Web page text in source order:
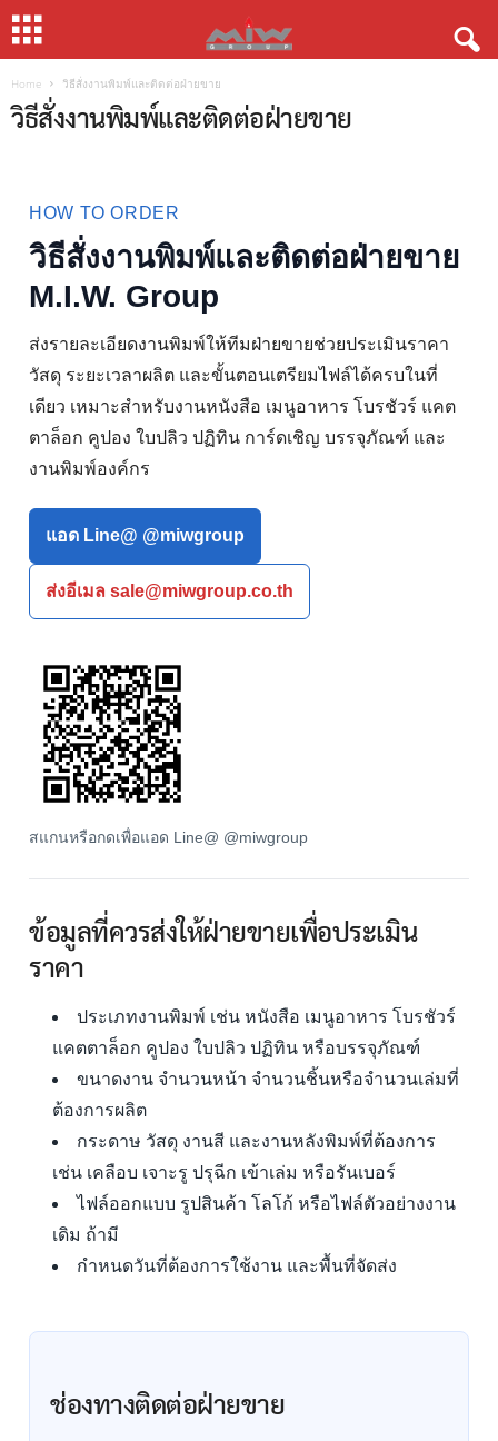
Home วิธีสั่งงานพิมพ์และติดต่อฝ่ายขาย
วิธีสั่งงานพิมพ์และติดต่อฝ่ายขาย
HOW TO ORDER
วิธีสั่งงานพิมพ์และติดต่อฝ่ายขาย
M.I.W. Group
ส่งรายละเอียดงานพิมพ์ให้ทีมฝ่ายขายช่วยประเมินราคา
วัสดุ ระยะเวลาผลิต และขั้นตอนเตรียมไฟล์ได้ครบในที่
เดียว เหมาะสำหรับงานหนังสือ เมนูอาหาร โบรชัวร์ แคต
ตาล็อก คูปอง ใบปลิว ปฏิทิน การ์ดเชิญ บรรจุภัณฑ์ และ
งานพิมพ์องค์กร
แอด Line@ @miwgroup
ส่งอีเมล sale@miwgroup.co.th
สแกนหรือกดเพื่อแอด Line@ @miwgroup
ข้อมูลที่ควรส่งให้ฝ่ายขายเพื่อประเมิน
ราคา
ประเภทงานพิมพ์ เช่น หนังสือ เมนูอาหาร โบรชัวร์
แคตตาล็อก คูปอง ใบปลิว ปฏิทิน หรือบรรจุภัณฑ์
ขนาดงาน จำนวนหน้า จำนวนชิ้นหรือจำนวนเล่มที่
ต้องการผลิต
กระดาษ วัสดุ งานสี และงานหลังพิมพ์ที่ต้องการ
เช่น เคลือบ เจาะรู ปรุฉีก เข้าเล่ม หรือรันเบอร์
ไฟล์ออกแบบ รูปสินค้า โลโก้ หรือไฟล์ตัวอย่างงาน
เดิม ถ้ามี
กำหนดวันที่ต้องการใช้งาน และพื้นที่จัดส่ง
ช่องทางติดต่อฝ่ายขาย